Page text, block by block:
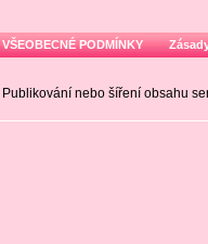
VŠEOBECNÉ PODMÍNKY
Publikování nebo šíření obsahu